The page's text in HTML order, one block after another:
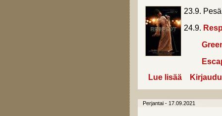
23.9.
24.9.
Lue lisää about Ensi-
Perjantai - 17.09.2021